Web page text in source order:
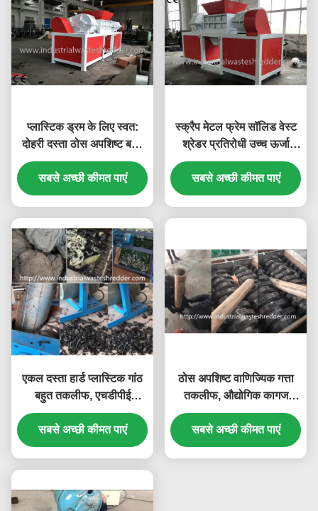
प्लास्टिक ड्रम के लिए स्वत:
दोहरी दस्ता ठोस अपशिष्ट बहुत
कम शोर
सबसे अच्छी कीमत पाएं
स्क्रैप मेटल फ्रेम सॉलिड वेस्ट
श्रेडर प्रतिरोधी उच्च ऊर्जा
दक्षता पहनें
सबसे अच्छी कीमत पाएं
एकल दस्ता हार्ड प्लास्टिक गांठ
बहुत तकलीफ, एचडीपीई
प्लास्टिक पाइप तकलीफ चिकनी
गति
सबसे अच्छी कीमत पाएं
ठोस अपशिष्ट वाणिज्यिक गत्ता
तकलीफ, औद्योगिक कागज
तकलीफ मशीन
सबसे अच्छी कीमत पाएं